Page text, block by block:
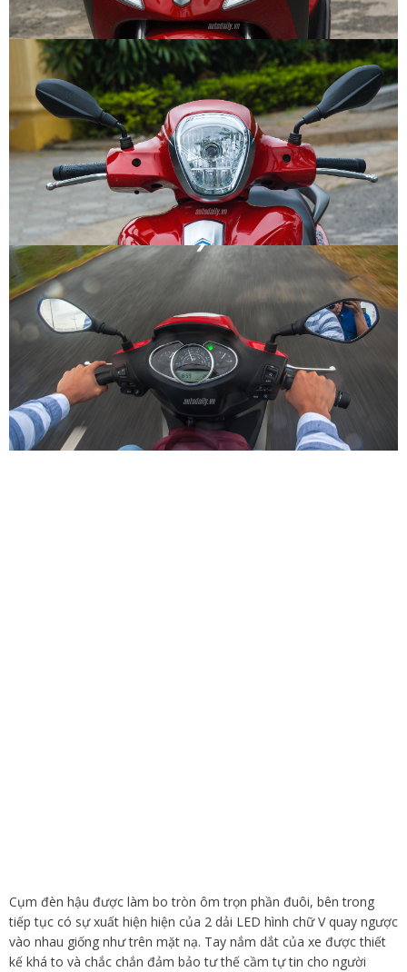
Cụm đèn hậu được làm bo tròn ôm trọn phần đuôi, bên trong
tiếp tục có sự xuất hiện hiện của 2 dải LED hình chữ V quay ngược
vào nhau giống như trên mặt nạ. Tay nắm dắt của xe được thiết
kế khá to và chắc chắn đảm bảo tư thế cầm tự tin cho người